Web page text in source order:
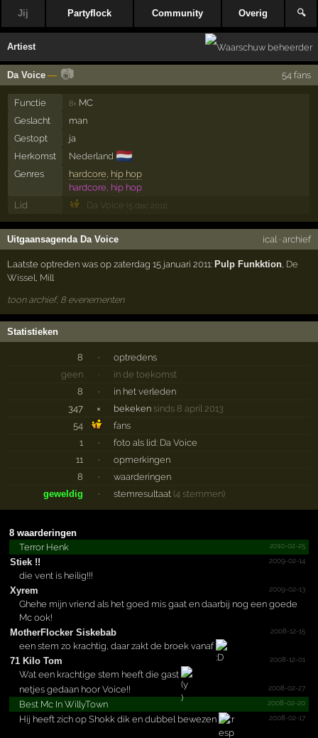
Jij Partyflock Community Overig 🔍
Artiest
Da Voice — 📷 54 fans
Functie 8× MC
Geslacht
man
Gestopt
ja
Herkomst
Nederland 🇳🇱
Genres hardcore hip hop
hardcore, hip hop
Lid
Da Voice (5 dec 2011)
Uitgaansagenda Da Voice ical· archief
Laatste optreden was op zaterdag 15 januari 2011:Pulp Funkktion De
Wissel Mill
toon archief, 8 evenementen
Statistieken
8 ·
optredens
geen
·
in de toekomst
8
·
in het verleden
347
× bekeken sinds 8 april 2013
54
fans
1
·
foto als lid: Da Voice
11
·
opmerkingen
8
·
waarderingen
geweldig
· stemresultaat (4 stemmen)
8 waarderingen
2010-02-25
Terror Henk
Stiek !!
2009-02-14
die vent is heilig!!!
Xyrem
2009-02-13
Ghehe mijn vriend als het goed mis gaat en daarbij nog een goede
Mc ook!
Mother­Flocke­r Siskebab
2008-12-15
een stem zo krachtig, daar zakt de broek vanaf
71 Kilo Tom
2008-12-01
Wat een krachtige stem heeft die gast
2008-02-27
netjes gedaan hoor Voice!!
2008-02-20
Best Mc In WillyTown
2008-02-17
Hij heeft zich op Shokk dik en dubbel bewezen